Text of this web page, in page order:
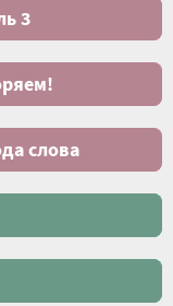
3
слова